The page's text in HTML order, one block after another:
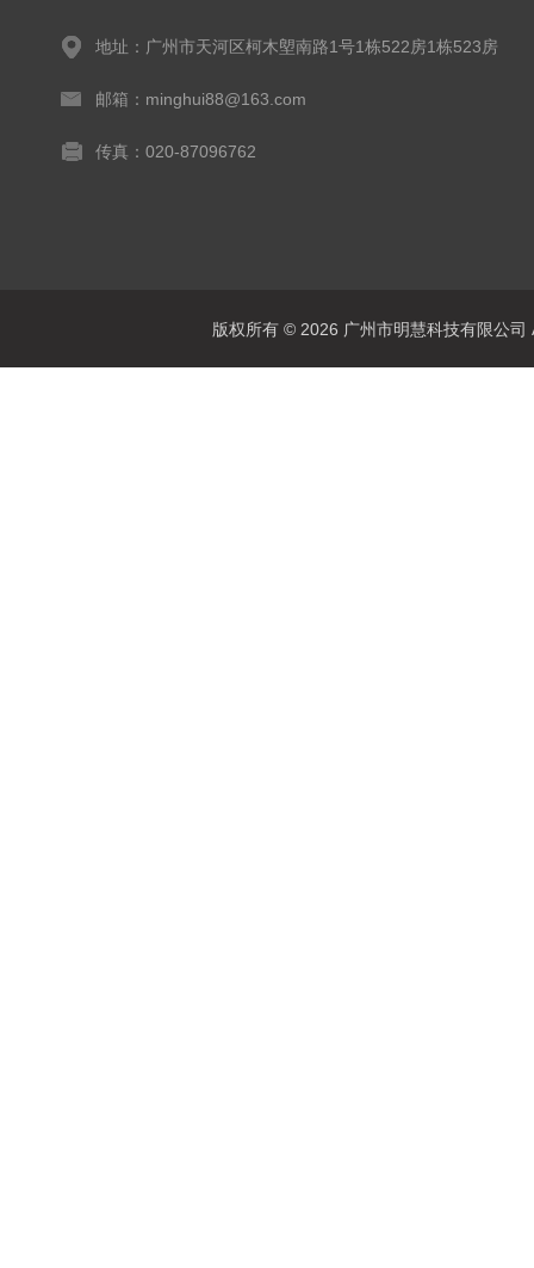
地址：广州市天河区柯木塱南路1号1栋522房1栋523房
邮箱：minghui88@163.com
传真：020-87096762
版权所有 © 2026 广州市明慧科技有限